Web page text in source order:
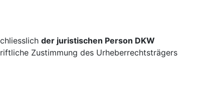
der juristischen Person DKW
Zustimmung des Urheberrechtsträgers